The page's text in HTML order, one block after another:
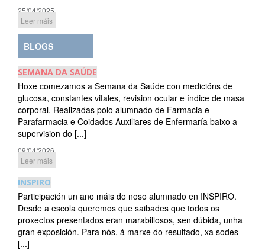
25/04/2025
Leer máis
BLOGS
SEMANA DA SAÚDE
Hoxe comezamos a Semana da Saúde con medicións de
glucosa, constantes vitales, revision ocular e índice de masa
corporal. Realizadas polo alumnado de Farmacia e
Parafarmacia e Coidados Auxiliares de Enfermaría baixo a
supervision do [...]
09/04/2026
Leer máis
INSPIRO
Participación un ano máis do noso alumnado en INSPIRO.
Desde a escola queremos que saibades que todos os
proxectos presentados eran marabillosos, sen dúbida, unha
gran exposición. Para nós, á marxe do resultado, xa sodes
[...]